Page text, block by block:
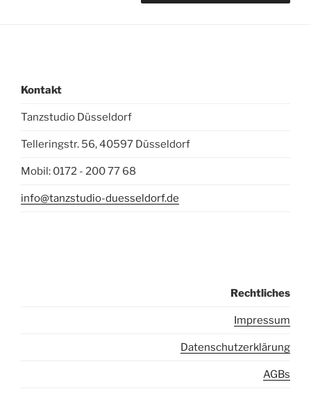
Kontakt
Tanzstudio Düsseldorf
Telleringstr. 56, 40597 Düsseldorf
Mobil: 0172 - 200 77 68
info@tanzstudio-duesseldorf.de
Rechtliches
Impressum
Datenschutzerklärung
AGBs